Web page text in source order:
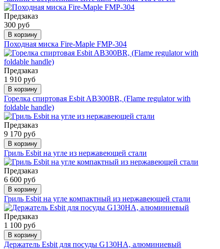
Предзаказ
300 руб
В корзину
Походная миска Fire-Maple FMP-304
Предзаказ
1 910 руб
В корзину
Горелка спиртовая Esbit AB300BR, (Flame regulator with
foldable handle)
Предзаказ
9 170 руб
В корзину
Гриль Esbit на угле из нержавеющей стали
Предзаказ
6 600 руб
В корзину
Гриль Esbit на угле компактный из нержавеющей стали
Предзаказ
1 100 руб
В корзину
Держатель Esbit для посуды G130HA, алюминиевый